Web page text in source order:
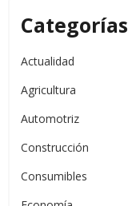
Categorías
Actualidad
Agricultura
Automotriz
Construcción
Consumibles